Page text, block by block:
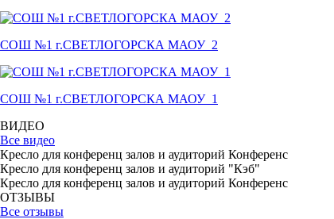
СОШ №1 г.СВЕТЛОГОРСКА МАОУ_2
СОШ №1 г.СВЕТЛОГОРСКА МАОУ_1
ВИДЕО
Все видео
Кресло для конференц залов и аудиторий Конференс
Кресло для конференц залов и аудиторий "Кэб"
Кресло для конференц залов и аудиторий Конференс
ОТЗЫВЫ
Все отзывы